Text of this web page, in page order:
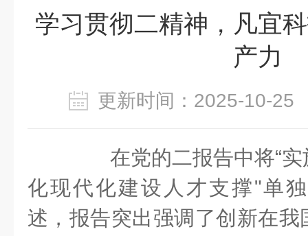
学习贯彻二精神，凡宜
产力
更新时间：2025-10-
在党的二报告中将“
化现代化建设人才支撑"单
述，报告突出强调了创新在